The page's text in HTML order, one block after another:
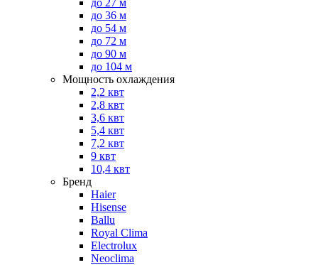
до 27 м
до 36 м
до 54 м
до 72 м
до 90 м
до 104 м
Мощность охлаждения
2,2 квт
2,8 квт
3,6 квт
5,4 квт
7,2 квт
9 квт
10,4 квт
Бренд
Haier
Hisense
Ballu
Royal Clima
Electrolux
Neoclima